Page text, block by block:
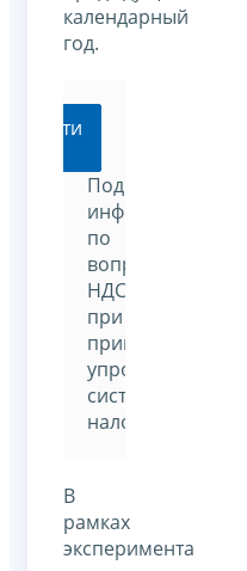
календарный
год.
Перейти
Подробная
информация
по
вопросам
НДС
при
применении
упрощенной
системы
налогообложения
В
рамках
эксперимента